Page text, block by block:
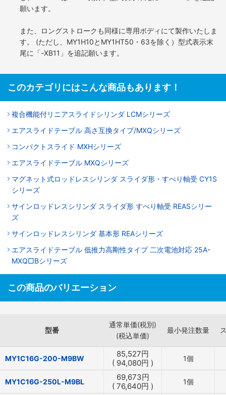
願います。
また、ロングストロークも同様に専用ボディにて製作いたしま
す。 (ただし、MY1H10とMY1HT50・63を除く）型式表示末
尾に「-XB11」を追記願います。
このカテゴリにはこんな商品もあります！
複合機能付リニアスライドシリンダ LCMシリーズ
エアスライドテーブル 高さ互換タイプ/MXQシリーズ
コンパクトスライド MXHシリーズ
エアスライドテーブル MXQシリーズ
マグネット式ロッドレスシリンダ スライダ形・すべり軸受 CY1S
シリーズ
サインロッドレスシリンダ スライダ形 すべり軸受 REASシリー
ズ
サインロッドレスシリンダ 基本形 REAシリーズ
エアスライドテーブル 低推力高剛性タイプ 二次電池対応 25A-
MXQ□Bシリーズ
この商品のバリエーション
型番
通常単価(税別)
(税込単価)
最小発注数量
MY1C16G-200-M9BW 85,527円
( 94,080円 ) 1個
MY1C16G-250L-M9BL 69,673円
( 76,640円 ) 1個